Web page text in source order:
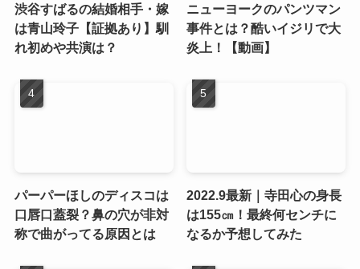
渋谷すばるの結婚相手・嫁
は青山玲子【証拠あり】馴
れ初めや共演は？
ニューヨークのパンツマン
事件とは？酷いイジリで大
炎上！【動画】
パーパーほしのディスコは
口唇口蓋裂？鼻の穴が非対
称で曲がってる原因とは
2022.9最新｜寺田心の身長
は155㎝！最終何センチに
なるか予想してみた